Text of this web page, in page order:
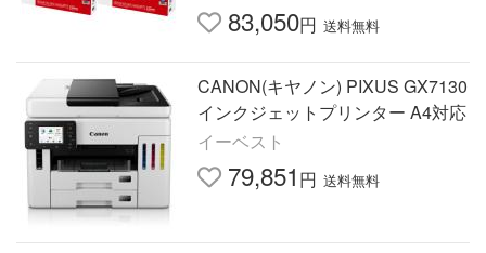
83,050円 送料無料
CANON(キヤノン) PIXUS GX7130
インクジェットプリンター A4対応
イーベスト
79,851 円 送料無料